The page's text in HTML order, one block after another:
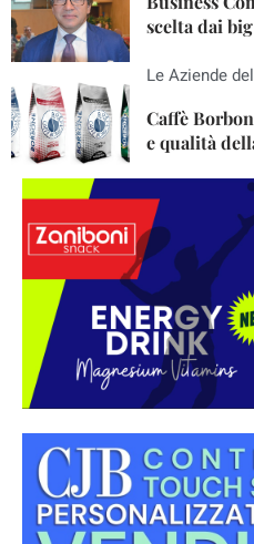
scelta dai
Le Aziende
Caffè
e qualità